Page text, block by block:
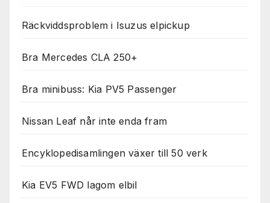
Räckviddsproblem i Isuzus elpickup
Bra Mercedes CLA 250+
Bra minibuss: Kia PV5 Passenger
Nissan Leaf når inte enda fram
Encyklopedisamlingen växer till 50 verk
Kia EV5 FWD lagom elbil